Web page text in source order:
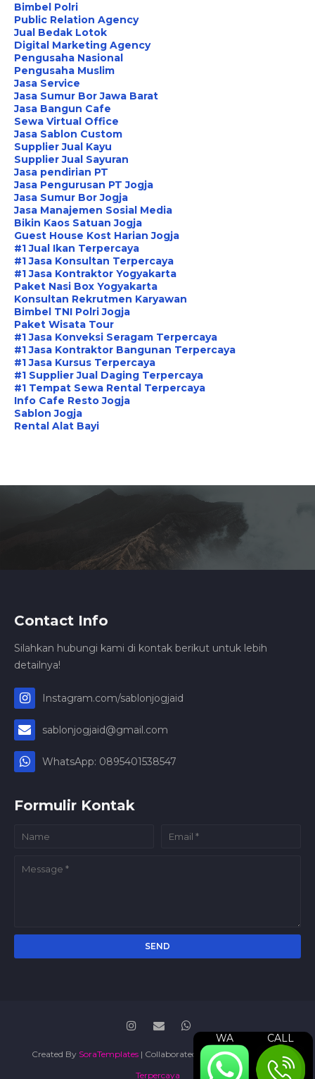
WA CALL
Bimbel Polri
Public Relation Agency
Jual Bedak Lotok
Digital Marketing Agency
Pengusaha Nasional
Pengusaha Muslim
Jasa Service
Jasa Sumur Bor Jawa Barat
Jasa Bangun Cafe
Sewa Virtual Office
Jasa Sablon Custom
Supplier Jual Kayu
Supplier Jual Sayuran
Jasa pendirian PT
Jasa Pengurusan PT Jogja
Jasa Sumur Bor Jogja
Jasa Manajemen Sosial Media
Bikin Kaos Satuan Jogja
Guest House Kost Harian Jogja
#1 Jual Ikan Terpercaya
#1 Jasa Konsultan Terpercaya
#1 Jasa Kontraktor Yogyakarta
Paket Nasi Box Yogyakarta
Konsultan Rekrutmen Karyawan
Bimbel TNI Polri Jogja
Paket Wisata Tour
#1 Jasa Konveksi Seragam Terpercaya
#1 Jasa Kontraktor Bangunan Terpercaya
#1 Jasa Kursus Terpercaya
#1 Supplier Jual Daging Terpercaya
#1 Tempat Sewa Rental Terpercaya
Info Cafe Resto Jogja
Sablon Jogja
Rental Alat Bayi
Contact Info
Silahkan hubungi kami di kontak berikut untuk lebih
detailnya!
Instagram.com/sablonjogjaid
sablonjogjaid@gmail.com
WhatsApp: 0895401538547
Formulir Kontak
Created By SoraTemplates| Collaborated By #1 Jasa Konsultan
Terpercaya